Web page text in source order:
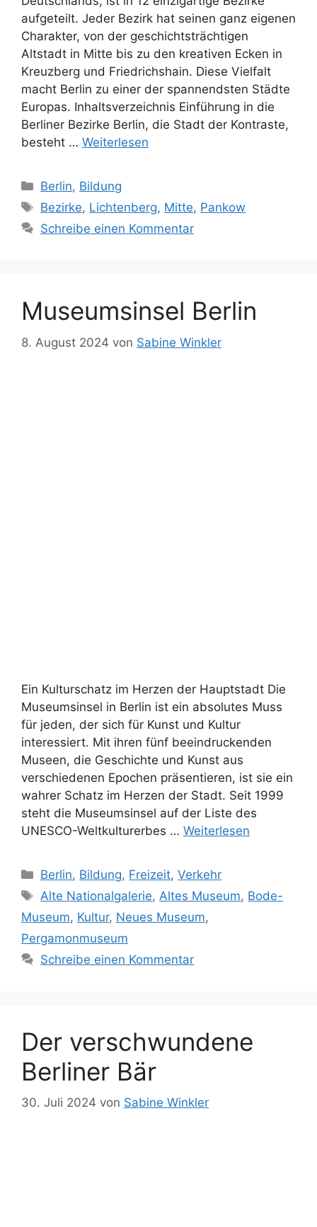
aufgeteilt. Jeder Bezirk hat seinen ganz eigenen
Charakter, von der geschichtsträchtigen
Altstadt in Mitte bis zu den kreativen Ecken in
Kreuzberg und Friedrichshain. Diese Vielfalt
macht Berlin zu einer der spannendsten Städte
Europas. Inhaltsverzeichnis Einführung in die
Berliner Bezirke Berlin, die Stadt der Kontraste,
besteht … Weiterlesen
Kategorien
Berlin, Bildung
Schlagwörter
Bezirke, Lichtenberg, Mitte, Pankow
Schreibe einen Kommentar
Museumsinsel Berlin
8. August 2024 von Sabine Winkler
Ein Kulturschatz im Herzen der Hauptstadt Die
Museumsinsel in Berlin ist ein absolutes Muss
für jeden, der sich für Kunst und Kultur
interessiert. Mit ihren fünf beeindruckenden
Museen, die Geschichte und Kunst aus
verschiedenen Epochen präsentieren, ist sie ein
wahrer Schatz im Herzen der Stadt. Seit 1999
steht die Museumsinsel auf der Liste des
UNESCO-Weltkulturerbes … Weiterlesen
Kategorien
Berlin, Bildung, Freizeit,Verkehr
Schlagwörter
Alte Nationalgalerie, Altes Museum, Bode-
Museum, Kultur, Neues Museum,
Pergamonmuseum
Schreibe einen Kommentar
Der verschwundene
Berliner Bär
30. Juli 2024 von Sabine Winkler